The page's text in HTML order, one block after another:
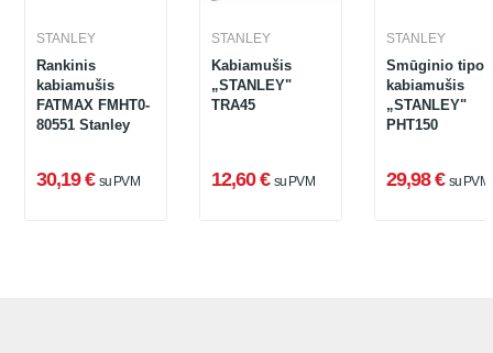
STANLEY
Rankinis
kabiamušis
FATMAX FMHT0-
80551 Stanley
30,19 € su PVM
STANLEY
Kabiamušis
„STANLEY"
TRA45
12,60 € su PVM
STANLEY
Smūginio tipo
kabiamušis
„STANLEY"
PHT150
29,98 € su PVM